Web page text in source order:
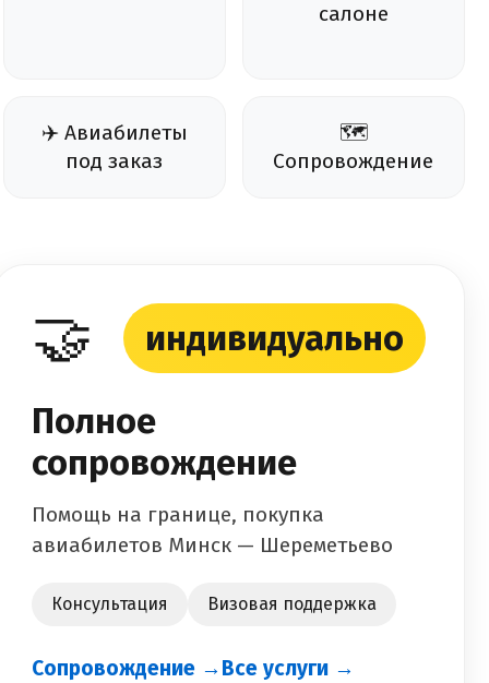
салоне
✈️ Авиабилеты
под заказ
🗺️
Сопровождение
🤝
индивидуально
Полное
сопровождение
Помощь на границе, покупка
авиабилетов Минск — Шереметьево
Консультация Визовая поддержка
Сопровождение → Все услуги →